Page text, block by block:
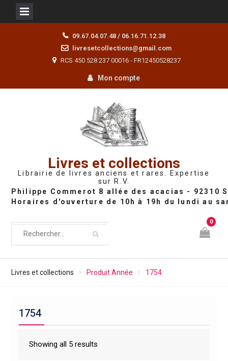
09.67.04.07.48 / 06.16.71.12.38
livresetcollections@gmail.com
RCS 450 528 237 00016 - FR12450528237
Mon compte
Livres et collections
Librairie de livres anciens et rares. Expertise
sur R.V.
0
Livres et collections Produit Année 1754
1754
Showing all 5 results